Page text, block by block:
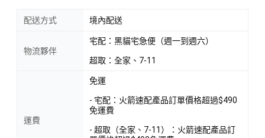
配送方式 境內配送
物流夥伴
宅配：黑貓宅急便（週一到週六）
超取：全家、7-11
運費
免運
- 宅配：火箭速配產品訂單價格超過$490
免運費
- 超取（全家、7-11）：火箭速配產品訂